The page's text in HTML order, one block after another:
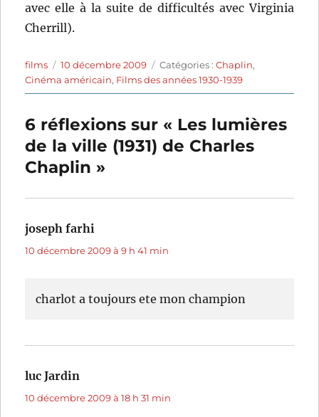
avec elle à la suite de difficultés avec Virginia
Cherrill).
Auteur
films
Publié
le
10 décembre 2009 Catégories
Catégories :Chaplin,
Cinéma américain, Films des années 1930-1939
6 réflexions sur « Les lumières
de la ville (1931) de Charles
Chaplin »
joseph farhi
10 décembre 2009 à 9 h 41 min
charlot a toujours ete mon champion
luc Jardin
10 décembre 2009 à 18 h 31 min